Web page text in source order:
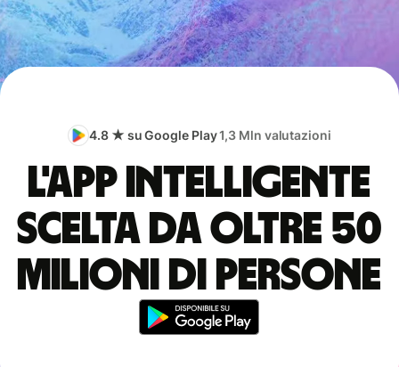
4.8 ★ su Google Play1,3 Mln valutazioni
L'app intelligente
scelta da oltre 50
milioni di persone